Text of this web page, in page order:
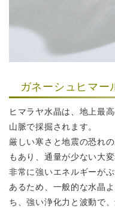
ガネーシュヒマー
ヒマラヤ水晶は、地上最
山脈で採掘されます。
厳しい寒さと地震の恐れ
もあり、 通量が少ない大
非常に強いエネルギーが
あるため、 一般的な水晶
ち、強い浄化力と波動で、